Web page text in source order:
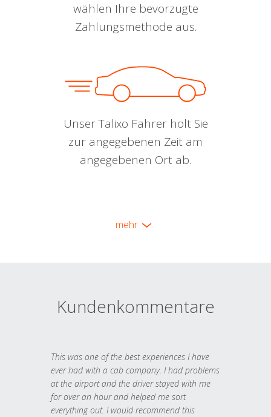
wählen Ihre bevorzugte
Zahlungsmethode aus.
Unser Talixo Fahrer holt Sie
zur angegebenen Zeit am
angegebenen Ort ab.
mehr
Kundenkommentare
This was one of the best experiences I have
ever had with a cab company. I had problems
at the airport and the driver stayed with me
for over an hour and helped me sort
everything out. I would recommend this